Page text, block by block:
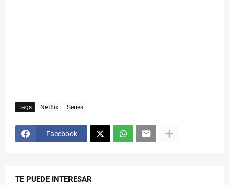
Tags Netflix Series
Facebook
TE PUEDE INTERESAR